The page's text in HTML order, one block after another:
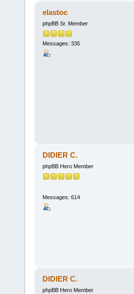
elastoc
phpBB Sr. Member
Messages: 335
DIDIER C.
phpBB Hero Member
Messages: 614
DIDIER C.
phpBB Hero Member